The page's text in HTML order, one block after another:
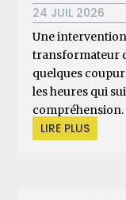
24 JUIL 2026
Une
transformateur
quelques
les heures qui
compréhension.
LIRE PLUS